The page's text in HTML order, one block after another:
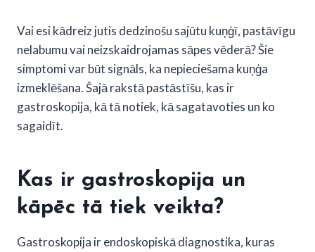
Vai esi kādreiz jutis dedzinošu sajūtu kuņģī, pastāvīgu
nelabumu vai neizskaidrojamas sāpes vēderā? Šie
simptomi var būt signāls, ka nepieciešama kuņģa
izmeklēšana. Šajā rakstā pastāstīšu, kas ir
gastroskopija, kā tā notiek, kā sagatavoties un ko
sagaidīt.
Kas ir gastroskopija un
kāpēc tā tiek veikta?
Gastroskopija ir endoskopiskā diagnostika, kuras